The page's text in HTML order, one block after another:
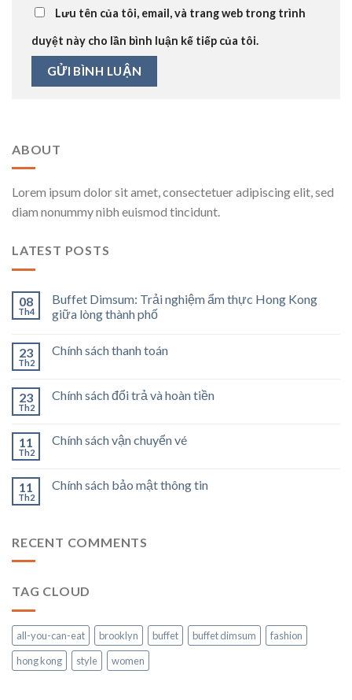
Lưu tên của tôi, email, và trang web trong trình
duyệt này cho lần bình luận kế tiếp của tôi.
ABOUT
Lorem ipsum dolor sit amet, consectetuer adipiscing elit, sed
diam nonummy nibh euismod tincidunt.
LATEST POSTS
08
Th4
Buffet Dimsum: Trải nghiệm ẩm thực Hong Kong
giữa lòng thành phố
23
Th2
Chính sách thanh toán
23
Th2
Chính sách đổi trả và hoàn tiền
11
Th2
Chính sách vận chuyển vé
11
Th2
Chính sách bảo mật thông tin
RECENT COMMENTS
TAG CLOUD
all-you-can-eat brooklyn buffet buffet dimsum
fashion
hong kong
style women